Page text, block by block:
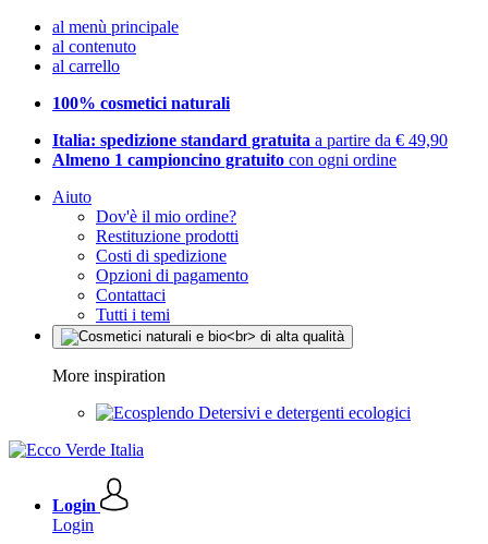
al menù principale
al contenuto
al carrello
100% cosmetici naturali
Italia: spedizione standard gratuita a partire da € 49,90
Almeno 1 campioncino gratuito con ogni ordine
Aiuto
Dov'è il mio ordine?
Restituzione prodotti
Costi di spedizione
Opzioni di pagamento
Contattaci
Tutti i temi
More inspiration
Detersivi e detergenti ecologici
Login
Login